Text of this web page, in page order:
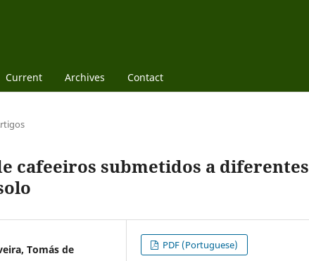
Current Archives Contact
cafeeiros submetidos a diferentes
Tomás de
PDF (Portuguese)